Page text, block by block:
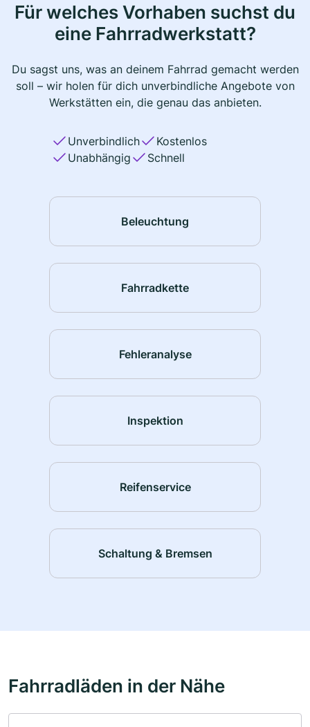
Für welches Vorhaben suchst du
eine Fahrradwerkstatt?
Du sagst uns, was an deinem Fahrrad gemacht werden
soll – wir holen für dich unverbindliche Angebote von
Werkstätten ein, die genau das anbieten.
Unverbindlich
Kostenlos
Unabhängig
Schnell
Beleuchtung
Fahrradkette
Fehleranalyse
Inspektion
Reifenservice
Schaltung & Bremsen
Fahrradläden in der Nähe